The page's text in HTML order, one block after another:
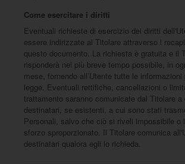
Come esercitare i diritti
Eventuali richieste di esercizio dei diritti
essere indirizzate al Titolare attraverso i
questo documento. La richiesta è gratuita e il
risponderà nel più breve tempo possibile, in
mese, fornendo all’Utente tutte le
legge. Eventuali rettifiche, cancellazioni o
trattamento saranno comunicate dal Titolare a
destinatari, se esistenti, a cui sono stati
Personali, salvo che ciò si riveli impossibile o
sforzo sproporzionato. Il Titolare comunica
destinatari qualora egli lo richieda.